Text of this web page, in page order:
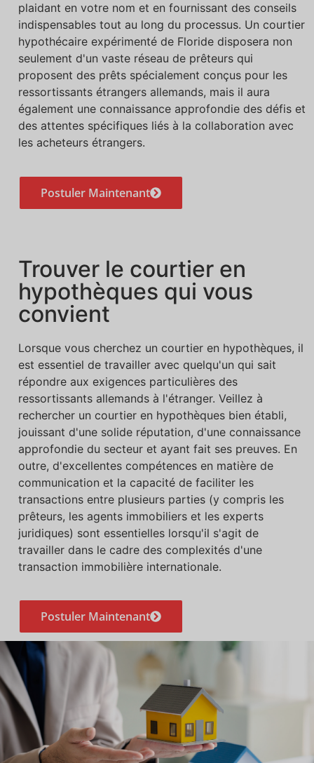
plaidant en votre nom et en fournissant des conseils
indispensables tout au long du processus. Un courtier
hypothécaire expérimenté de Floride disposera non
seulement d'un vaste réseau de prêteurs qui
proposent des prêts spécialement conçus pour les
ressortissants étrangers allemands, mais il aura
également une connaissance approfondie des défis et
des attentes spécifiques liés à la collaboration avec
les acheteurs étrangers.
Postuler Maintenant
Trouver le courtier en
hypothèques qui vous
convient
Lorsque vous cherchez un courtier en hypothèques, il
est essentiel de travailler avec quelqu'un qui sait
répondre aux exigences particulières des
ressortissants allemands à l'étranger. Veillez à
rechercher un courtier en hypothèques bien établi,
jouissant d'une solide réputation, d'une connaissance
approfondie du secteur et ayant fait ses preuves. En
outre, d'excellentes compétences en matière de
communication et la capacité de faciliter les
transactions entre plusieurs parties (y compris les
prêteurs, les agents immobiliers et les experts
juridiques) sont essentielles lorsqu'il s'agit de
travailler dans le cadre des complexités d'une
transaction immobilière internationale.
Postuler Maintenant